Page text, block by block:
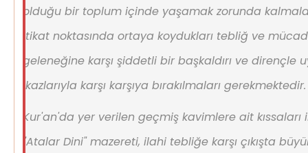
olduğu bir toplum içinde yaşamak zorunda
itikat noktasında ortaya koydukları tebliğ ve
geleneğine karşı şiddetli bir başkaldırı ve dirençle
ikazlarıyla karşı karşıya bırakılmaları
Kur'an'da yer verilen geçmiş kavimlere ait
"Atalar Dini" mazereti, ilahi tebliğe karşı çıkışta